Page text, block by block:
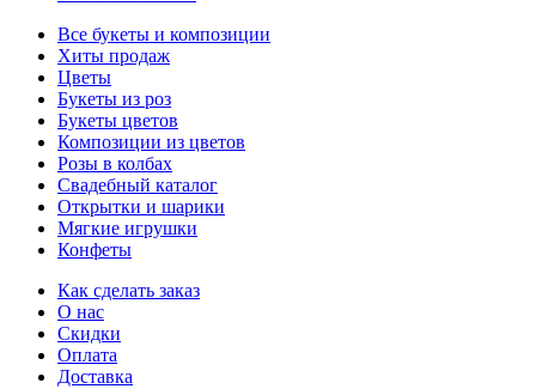
Все букеты и композиции
Хиты продаж
Цветы
Букеты из роз
Букеты цветов
Композиции из цветов
Розы в колбах
Свадебный каталог
Открытки и шарики
Мягкие игрушки
Конфеты
Как сделать заказ
О нас
Скидки
Оплата
Доставка